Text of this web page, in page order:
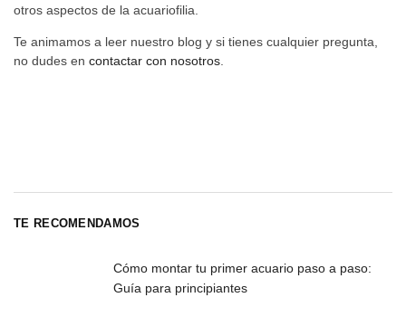
otros aspectos de la acuariofilia.
Te animamos a leer nuestro blog y si tienes cualquier pregunta,
no dudes en contactar con nosotros
TE RECOMENDAMOS
Cómo montar tu primer acuario paso a paso:
Guía para principiantes